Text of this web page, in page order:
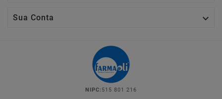
Sua Conta 
NIPC: 515 801 216